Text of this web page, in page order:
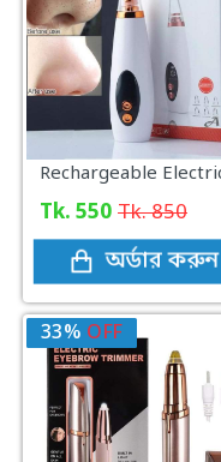
Tk. 550 Tk. 850
অর্ডার করুন
33% OFF